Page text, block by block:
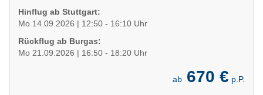
Hinflug ab Stuttgart:
Mo 14.09.2026 | 12:50 - 16:10 Uhr
Rückflug ab Burgas:
Mo 21.09.2026 | 16:50 - 18:20 Uhr
ab 670 € p.P.